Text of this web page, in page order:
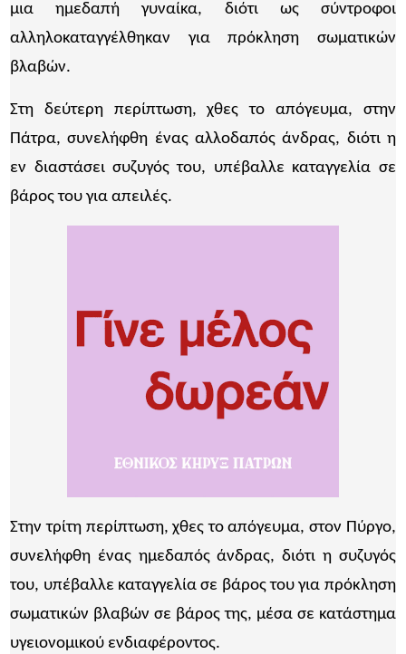
μια ημεδαπή γυναίκα, διότι ως σύντροφοι
αλληλοκαταγγέλθηκαν για πρόκληση σωματικών
βλαβών.
Στη δεύτερη περίπτωση, χθες το απόγευμα, στην
Πάτρα, συνελήφθη ένας αλλοδαπός άνδρας, διότι η
εν διαστάσει συζυγός του, υπέβαλλε καταγγελία σε
βάρος του για απειλές.
Στην τρίτη περίπτωση, χθες το απόγευμα, στον Πύργο,
συνελήφθη ένας ημεδαπός άνδρας, διότι η συζυγός
του, υπέβαλλε καταγγελία σε βάρος του για πρόκληση
σωματικών βλαβών σε βάρος της, μέσα σε κατάστημα
υγειονομικού ενδιαφέροντος.